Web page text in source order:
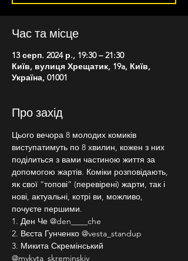
Час та місце
13 серп. 2024 р., 19:30 – 21:30
Київ, вулиця Хрещатик, 19a, Київ,
Україна, 01001
Про захід
Цього вечора 8 молодих комиків
виступатимуть по 8 хвилин, кожен з них
поділиться з вами частиною життя за
допомогою жартів. Коміки розповідають,
як свої “топові” (перевірені) жарти, так і
нові, актуальні, котрі ви, можливо,
почуєте першими.
1. Ден Че @den____che
2. Вєста Гунченко @vesta_standup
3. Микита Скремінський
@mykyta_skreminskiy